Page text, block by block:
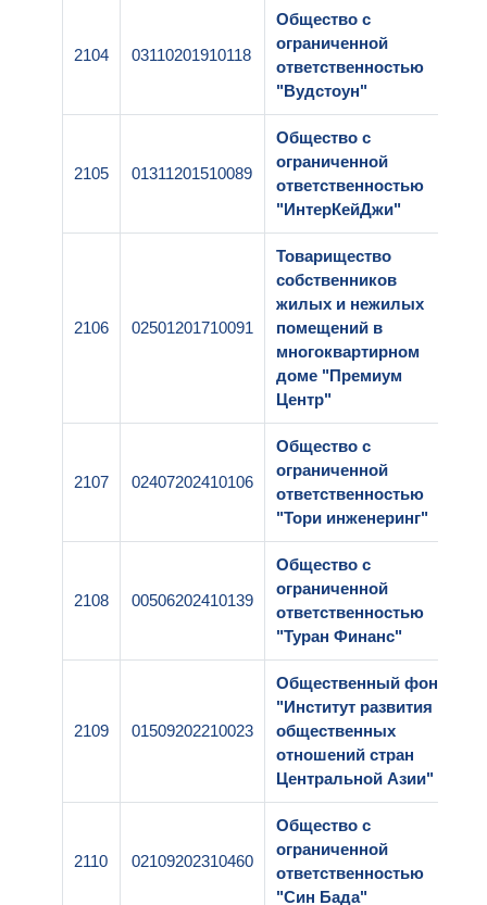
2104 03110201910118
Общество с
ограниченной
ответственностью
"Вудстоун"
2105 01311201510089
Общество с
ограниченной
ответственностью
"ИнтерКейДжи"
2106 02501201710091
Товарищество
собственников
жилых и нежилых
помещений в
многоквартирном
доме "Премиум
Центр"
2107 02407202410106
Общество с
ограниченной
ответственностью
"Тори инженеринг"
2108 00506202410139
Общество с
ограниченной
ответственностью
"Туран Финанс"
2109 01509202210023
Общественный фонд
"Институт развития
общественных
отношений стран
Центральной Азии"
2110 02109202310460
Общество с
ограниченной
ответственностью
"Син Бада"